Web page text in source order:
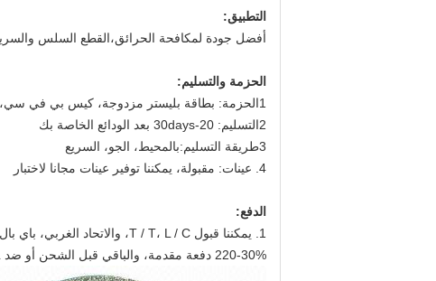
التطبيق:
أفضل جودة لمكافحة الحرائق،القطع السلس
الحزمة والتسليم:
1الحزمة: بطاقة بليستر مزدوجة، كيس بي في سي، صندوق مظروف ملون، صندوق ورق أبيض
2التسليم: 20-30days بعد الودائع الخاصة بك
3طريقة التسليم:بالمحيط، الجو، السريع
4. عينات: مقبولة، يمكننا توفير عينات مجانا لاختبار
الدفع:
1. يمكننا قبول T / T، L / C، والاتحاد الغربي، باي بال
220-30% دفعة مقدمة، والباقي قبل الشحن أو ضد Cop of B/L.